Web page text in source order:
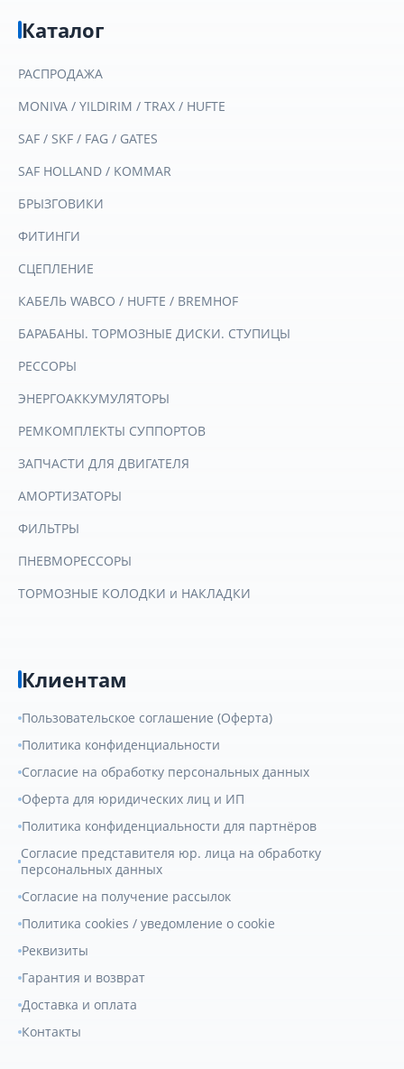
Каталог
РАСПРОДАЖА
MONIVA / YILDIRIM / TRAX / HUFTE
SAF / SKF / FAG / GATES
SAF HOLLAND / KOMMAR
БРЫЗГОВИКИ
ФИТИНГИ
СЦЕПЛЕНИЕ
КАБЕЛЬ WABCO / HUFTE / BREMHOF
БАРАБАНЫ. ТОРМОЗНЫЕ ДИСКИ. СТУПИЦЫ
РЕССОРЫ
ЭНЕРГОАККУМУЛЯТОРЫ
РЕМКОМПЛЕКТЫ СУППОРТОВ
ЗАПЧАСТИ ДЛЯ ДВИГАТЕЛЯ
АМОРТИЗАТОРЫ
ФИЛЬТРЫ
ПНЕВМОРЕССОРЫ
ТОРМОЗНЫЕ КОЛОДКИ и НАКЛАДКИ
Клиентам
Пользовательское соглашение (Оферта)
Политика конфиденциальности
Согласие на обработку персональных данных
Оферта для юридических лиц и ИП
Политика конфиденциальности для партнёров
Согласие представителя юр. лица на обработку
персональных данных
Согласие на получение рассылок
Политика cookies / уведомление о cookie
Реквизиты
Гарантия и возврат
Доставка и оплата
Контакты